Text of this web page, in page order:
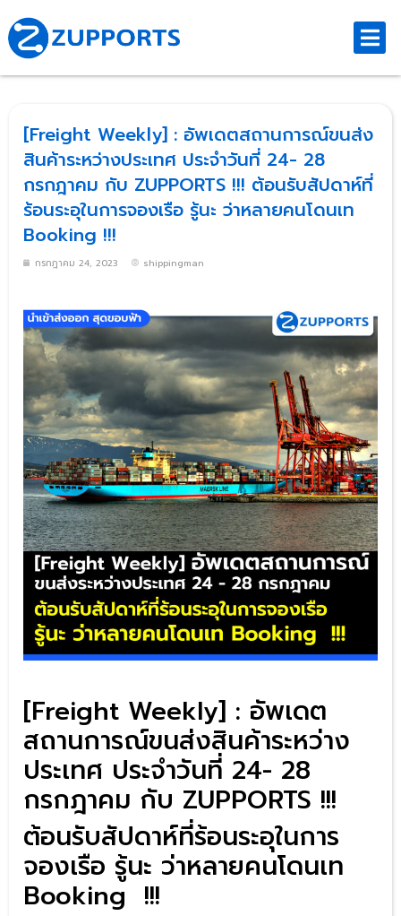
[Freight Weekly] : อัพเดตสถานการณ์ขนส่ง
สินค้าระหว่างประเทศ ประจำวันที่ 24- 28
กรกฎาคม กับ ZUPPORTS !!! ต้อนรับสัปดาห์ที่
ร้อนระอุในการจองเรือ รู้นะ ว่าหลายคนโดนเท
Booking !!!
กรกฎาคม 24, 2023 shippingman
[Freight Weekly] : อัพเดต
สถานการณ์ขนส่งสินค้าระหว่าง
ประเทศ ประจำวันที่ 24- 28
กรกฎาคม กับ ZUPPORTS !!!
ต้อนรับสัปดาห์ที่ร้อนระอุในการ
จองเรือ รู้นะ ว่าหลายคนโดนเท
Booking !!!